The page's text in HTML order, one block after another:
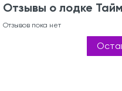
Отзывы о лодке
Отзывов пока нет